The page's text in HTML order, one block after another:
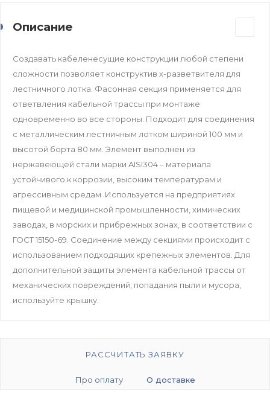
Описание
Создавать кабеленесущие конструкции любой степени
сложности позволяет конструктив х-разветвителя для
лестничного лотка. Фасонная секция применяется для
ответвления кабельной трассы при монтаже
одновременно во все стороны. Подходит для соединения
c металлическим лестничным лотком шириной 100 мм и
высотой борта 80 мм. Элемент выполнен из
нержавеющей стали марки AISI304 – материала
устойчивого к коррозии, высоким температурам и
агрессивным средам. Используется на предприятиях
пищевой и медицинской промышленности, химических
заводах, в морских и прибрежных зонах, в соответствии с
ГОСТ 15150-69. Соединение между секциями происходит с
использованием подходящих крепежных элементов. Для
дополнительной защиты элемента кабельной трассы от
механических повреждений, попадания пыли и мусора,
используйте крышку.
РАССЧИТАТЬ ЗАЯВКУ
Про оплату О доставке